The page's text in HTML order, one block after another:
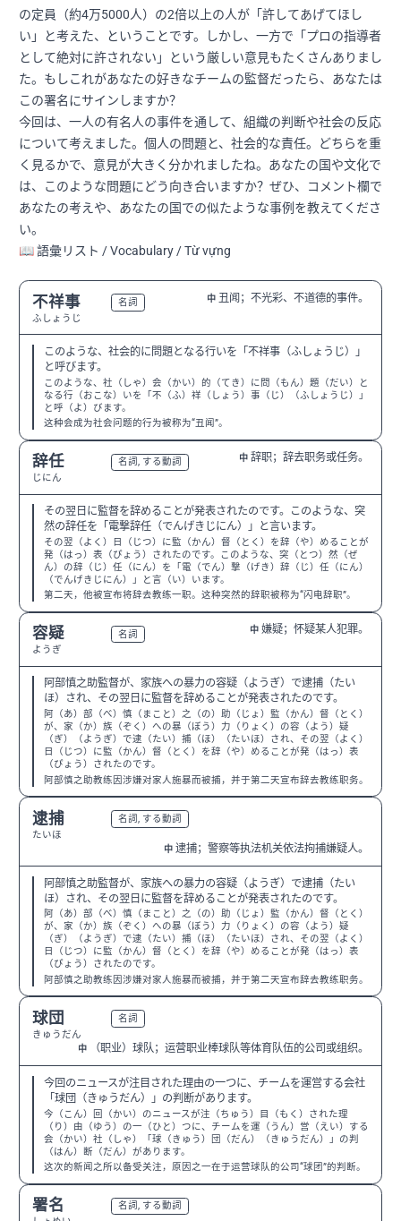
の定員（約4万5000人）の2倍以上の人が「許してあげてほし
い」と考えた、ということです。しかし、一方で「プロの指導者
として絶対に許されない」という厳しい意見もたくさんありまし
た。もしこれがあなたの好きなチームの監督だったら、あなたは
この署名にサインしますか？
今回は、一人の有名人の事件を通して、組織の判断や社会の反応
について考えました。個人の問題と、社会的な責任。どちらを重
く見るかで、意見が大きく分かれましたね。あなたの国や文化で
は、このような問題にどう向き合いますか？ぜひ、コメント欄で
あなたの考えや、あなたの国での似たような事例を教えてくださ
い。
📖 語彙リスト / Vocabulary / Từ vựng
不祥事
ふしょうじ
名詞 中 丑闻；不光彩、不道德的事件。
このような、社会的に問題となる行いを「不祥事（ふしょうじ）」
と呼びます。
このような、社（しゃ）会（かい）的（てき）に問（もん）題（だい）と
なる行（おこな）いを「不（ふ）祥（しょう）事（じ）（ふしょうじ）」
と呼（よ）びます。
这种会成为社会问题的行为被称为“丑闻”。
辞任
じにん
名詞, する動詞 中 辞职；辞去职务或任务。
その翌日に監督を辞めることが発表されたのです。このような、突
然の辞任を「電撃辞任（でんげきじにん）」と言います。
その翌（よく）日（じつ）に監（かん）督（とく）を辞（や）めることが
発（はっ）表（ぴょう）されたのです。このような、突（とつ）然（ぜ
ん）の辞（じ）任（にん）を「電（でん）撃（げき）辞（じ）任（にん）
（でんげきじにん）」と言（い）います。
第二天，他被宣布将辞去教练一职。这种突然的辞职被称为“闪电辞职”。
容疑
ようぎ
名詞 中 嫌疑；怀疑某人犯罪。
阿部慎之助監督が、家族への暴力の容疑（ようぎ）で逮捕（たい
ほ）され、その翌日に監督を辞めることが発表されたのです。
阿（あ）部（べ）慎（まこと）之（の）助（じょ）監（かん）督（とく）
が、家（か）族（ぞく）への暴（ぼう）力（りょく）の容（よう）疑
（ぎ）（ようぎ）で逮（たい）捕（ほ）（たいほ）され、その翌（よく）
日（じつ）に監（かん）督（とく）を辞（や）めることが発（はっ）表
（ぴょう）されたのです。
阿部慎之助教练因涉嫌对家人施暴而被捕，并于第二天宣布辞去教练职务。
逮捕
たいほ
名詞, する動詞
中 逮捕；警察等执法机关依法拘捕嫌疑人。
阿部慎之助監督が、家族への暴力の容疑（ようぎ）で逮捕（たい
ほ）され、その翌日に監督を辞めることが発表されたのです。
阿（あ）部（べ）慎（まこと）之（の）助（じょ）監（かん）督（とく）
が、家（か）族（ぞく）への暴（ぼう）力（りょく）の容（よう）疑
（ぎ）（ようぎ）で逮（たい）捕（ほ）（たいほ）され、その翌（よく）
日（じつ）に監（かん）督（とく）を辞（や）めることが発（はっ）表
（ぴょう）されたのです。
阿部慎之助教练因涉嫌对家人施暴而被捕，并于第二天宣布辞去教练职务。
球団
きゅうだん
名詞
中 （职业）球队；运营职业棒球队等体育队伍的公司或组织。
今回のニュースが注目された理由の一つに、チームを運営する会社
「球団（きゅうだん）」の判断があります。
今（こん）回（かい）のニュースが注（ちゅう）目（もく）された理
（り）由（ゆう）の一（ひと）つに、チームを運（うん）営（えい）する
会（かい）社（しゃ）「球（きゅう）団（だん）（きゅうだん）」の判
（はん）断（だん）があります。
这次的新闻之所以备受关注，原因之一在于运营球队的公司“球团”的判断。
署名 名詞, する動詞